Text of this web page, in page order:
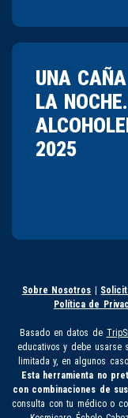
UNA
LA
2025
Sobre Nosotros
Política de
Basado en datos de
educativos y debe usarse
limitada y, en algunos
Esta herramienta no
con combinaciones de
consulta con tu médico o